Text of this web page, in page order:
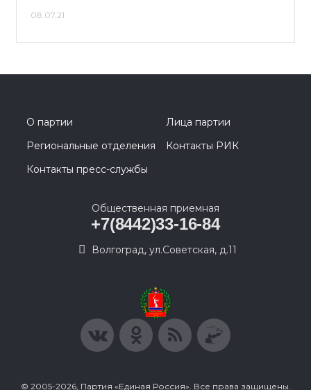
08.07.21
О партии
Лица партии
Региональные отделения
Контакты РИК
Контакты пресс-службы
Общественная приемная
+7(8442)33-16-84
Волгоград, ул.Советская, д.11
© 2005-2026, Партия «Единая Россия». Все права защищены.